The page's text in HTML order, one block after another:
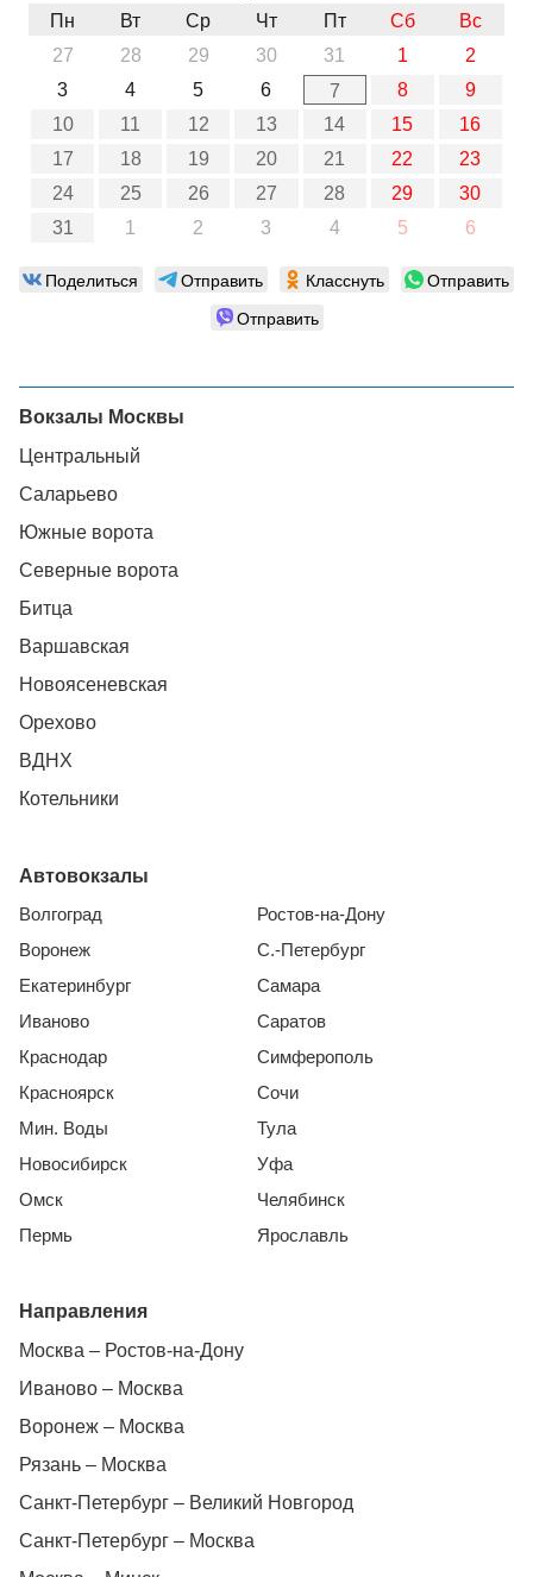
Пн
Вт Ср Чт Пт Сб
Вс
27
28 29 30 31 1
2
3
4 5 6 7 8
9
10
11 12 13 14 15
16
17
18 19 20 21 22
23
24
25 26 27 28 29
30
31
1 2 3 4 5 6
Поделиться Отправить Класснуть
Отправить
Отправить
Вокзалы Москвы
Центральный
Саларьево
Южные ворота
Северные ворота
Битца
Варшавская
Новоясеневская
Орехово
ВДНХ
Котельники
Автовокзалы
Волгоград
Воронеж
Екатеринбург
Иваново
Краснодар
Красноярск
Мин. Воды
Новосибирск
Омск
Пермь
Ростов-на-Дону
С.-Петербург
Самара
Саратов
Симферополь
Сочи
Тула
Уфа
Челябинск
Ярославль
Направления
Москва – Ростов-на-Дону
Иваново – Москва
Воронеж – Москва
Рязань – Москва
Санкт-Петербург – Великий Новгород
Санкт-Петербург – Москва